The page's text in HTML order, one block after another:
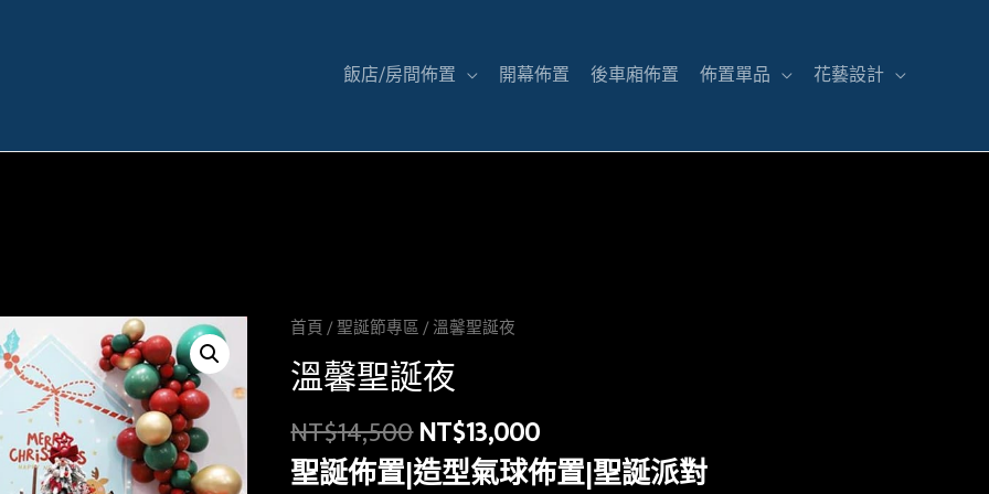
飯店/房間佈置 開幕佈置 後車廂佈置 佈置單品 花藝設計
首頁/聖誕節專區/ 溫馨聖誕夜
溫馨聖誕夜
NT$14,500NT$13,000
聖誕佈置|造型氣球佈置|聖誕派對